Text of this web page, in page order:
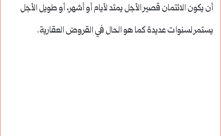
أن يكون الائتمان قصير الأجل يمتد لأيام أو أشهر، أو طويل الأجل
يستمر لسنوات عديدة كما هو الحال في القروض العقارية.